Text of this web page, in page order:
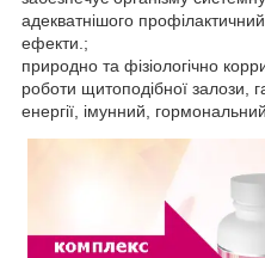
адекватнішого
ефекти.;
природно та фізіологічно
роботи щитоподібної залози,
енергії, імунний,